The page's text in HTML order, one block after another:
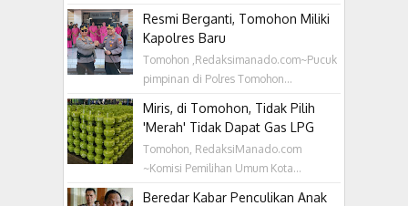
Resmi Berganti, Tomohon Miliki
Kapolres Baru
Tomohon ,Redaksimanado.com~Pucuk
pimpinan di Polres Tomohon...
Miris, di Tomohon, Tidak Pilih
'Merah' Tidak Dapat Gas LPG
Tomohon, RedaksiManado.com
~Komisi Pemilihan Umum Kota...
Beredar Kabar Penculikan Anak